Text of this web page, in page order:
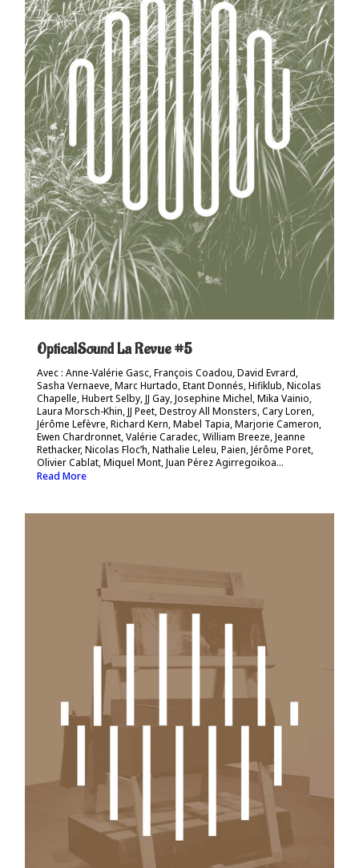
OpticalSound La Revue #5
Avec : Anne-Valérie Gasc, François Coadou, David Evrard,
Sasha Vernaeve, Marc Hurtado, Etant Donnés, Hifiklub, Nicolas
Chapelle, Hubert Selby, JJ Gay, Josephine Michel, Mika Vainio,
Laura Morsch-Khin, JJ Peet, Destroy All Monsters, Cary Loren,
Jérôme Lefèvre, Richard Kern, Mabel Tapia, Marjorie Cameron,
Ewen Chardronnet, Valérie Caradec, William Breeze, Jeanne
Rethacker, Nicolas Floc’h, Nathalie Leleu, Paien, Jérôme Poret,
Olivier Cablat, Miquel Mont, Juan Pérez Agirregoikoa…
Read More